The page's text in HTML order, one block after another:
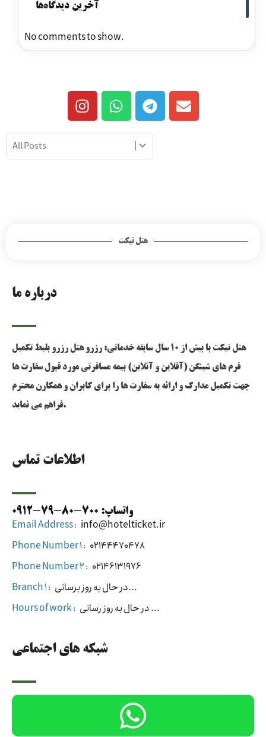
آخرین دیدگاه‌ها
No comments to show.
هتل تیکت
شبکه های اجتماعی
اطلاعات تماس
واتساپ: 700-80-79-0912
Email Address : info@hotelticket.ir
Phone Number 1 : 02144470478
Phone Number 2 : 02146131976
Branch 1 :
در حال به روز برسانی...
Hours of work :
در حال به روز رسانی ...
درباره ما
هتل تیکت با بیش از 10 سال سابقه خدماتی: رزرو هتل رزرو بلیط تکمیل
فرم های شینگن (آفلاین و آنلاین) بیمه مسافرتی مورد قبول سفارت ها
جهت تکمیل مدارک و ارائه به سفارت ها را برای کابران و همکارن محترم
فراهم می نماید.